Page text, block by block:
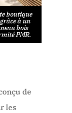
boutique
à un
bois
PMR.
de
les